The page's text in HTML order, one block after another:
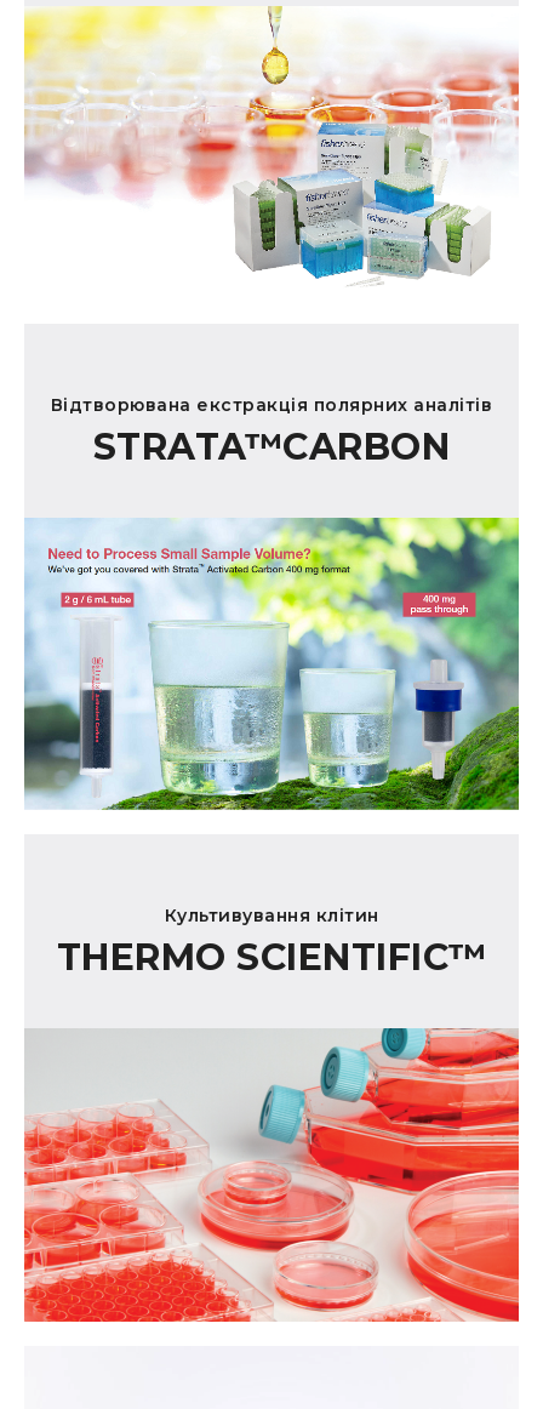
Відтворювана екстракція полярних аналітів
STRATA™CARBON
Культивування клітин
THERMO SCIENTIFIC™